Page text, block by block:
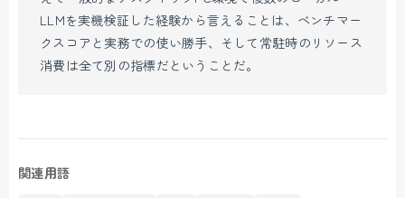
LLMを実機検証した経験から言えることは、ベンチマー
クスコアと実務での使い勝手、そして常駐時のリソース
消費は全て別の指標だということだ。
関連用語